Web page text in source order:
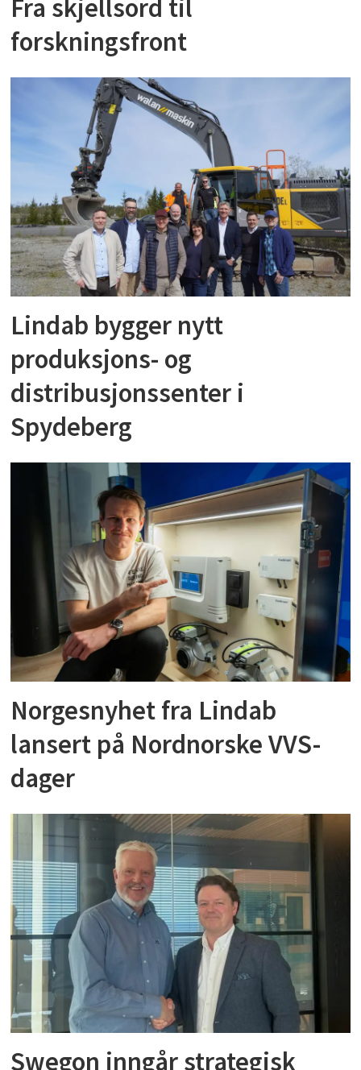
Fra skjellsord til
forskningsfront
Lindab bygger nytt
produksjons- og
distribusjonssenter i
Spydeberg
Norgesnyhet fra Lindab
lansert på Nordnorske VVS-
dager
Swegon inngår strategisk